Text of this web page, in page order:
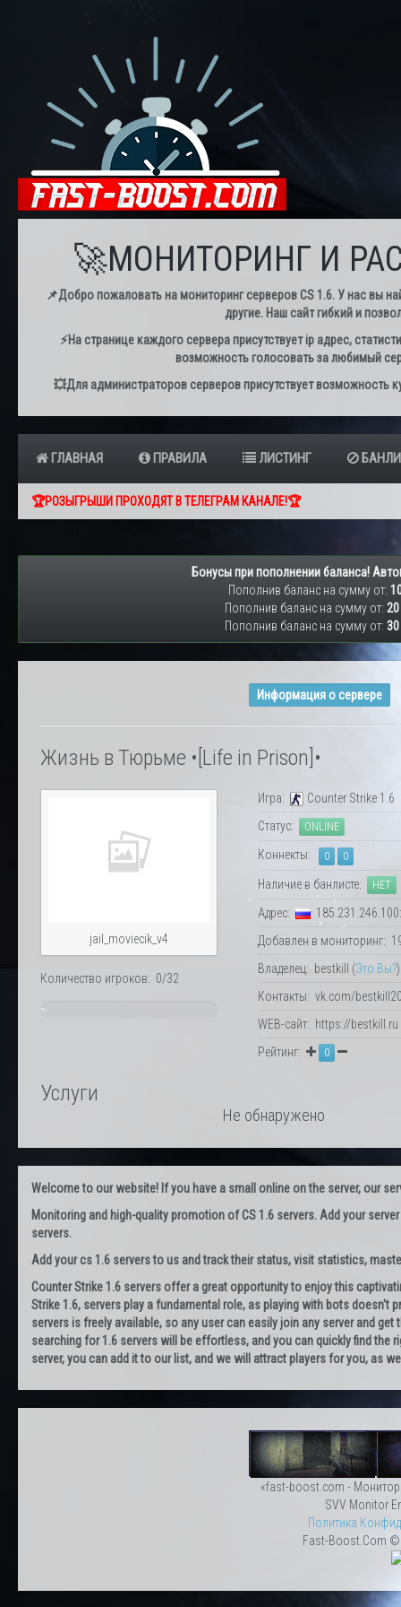
🚀МОНИТОРИНГ И
📌Добро пожаловать на мониторинг серверов CS 1.6. У нас вы
другие. Наш сайт гибкий и
⚡️На странице каждого сервера присутствует ip адрес,
возможность голосовать за любимый
💥Для администраторов серверов присутствует возможность
ГЛАВНАЯ ПРАВИЛА ЛИСТИНГ
🏆РОЗЫГРЫШИ ПРОХОДЯТ В ТЕЛЕГРАМ КАНАЛЕ!🏆
Бонусы при пополнении баланса!
Пополнив баланс на сумму от:
Пополнив баланс на сумму от:
Пополнив баланс на сумму от:
Информация о сервере
Жизнь в Тюрьме •[Life in Prison]•
jail_moviecik_v4
Количество игроков: 0/32
~
Игра:
Counter Strike 1.6
Статус:
ONLINE
Коннекты: 0 0
Наличие в банлисте: НЕТ
Адрес:
Добавлен в мониторинг:
Владелец: bestkill (Это Вы?)
Контакты: vk.com/
WEB-сайт: https://bestkill.ru
Рейтинг:
0
Услуги
Не обнаружено
Welcome to our website! If you have a small online on the server, our
Monitoring and high-quality promotion of CS 1.6 servers. Add your
servers.
Add your cs 1.6 servers to us and track their status, visit statistics,
Counter Strike 1.6 servers offer a great opportunity to enjoy this
Strike 1.6, servers play a fundamental role, as playing with bots
servers is freely available, so any user can easily join any server and
searching for 1.6 servers will be effortless, and you can quickly find
server, you can add it to our list, and we will attract players for you, as
«fast-boost.com -
SVV Monitor
Политика
Fast-Boost.Com